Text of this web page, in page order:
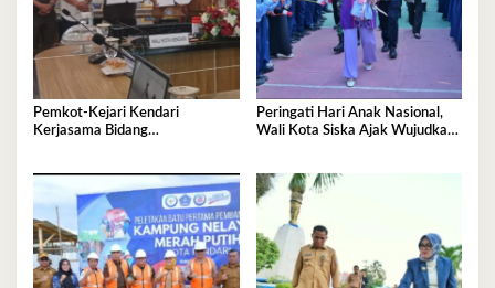
Pemkot-Kejari Kendari
Kerjasama Bidang
Peringati Hari Anak Nasional,
Wali Kota Siska Ajak Wujudkan